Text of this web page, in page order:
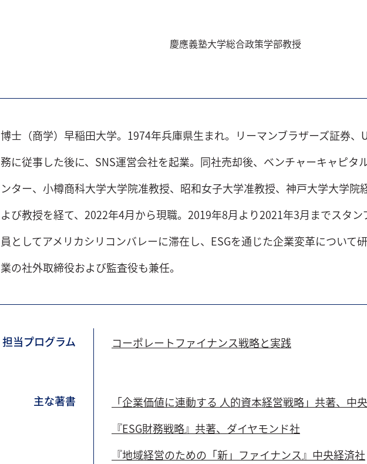
慶應義塾大学総合政策学部教授
博士（商学）早稲田大学。1974年兵庫県生まれ。リーマンブラザーズ証券、
務に従事した後に、SNS運営会社を起業。同社売却後、ベンチャーキャピタ
ンター、小樽商科大学大学院准教授、昭和女子大学准教授、神戸大学大学院
よび教授を経て、2022年4月から現職。2019年8月より2021年3月までスタ
員としてアメリカシリコンバレーに滞在し、ESGを通じた企業変革について
業の社外取締役および監査役も兼任。
担当プログラム コーポレートファイナンス戦略と実践
主な著書
「企業価値に連動する 人的資本経営戦略」共著、中
『ESG財務戦略』共著、ダイヤモンド社
『地域経営のための「新」ファイナンス』中央経済社